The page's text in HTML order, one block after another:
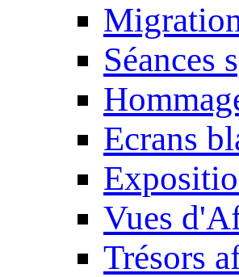
Séances
Ecrans
Vues
Trésors